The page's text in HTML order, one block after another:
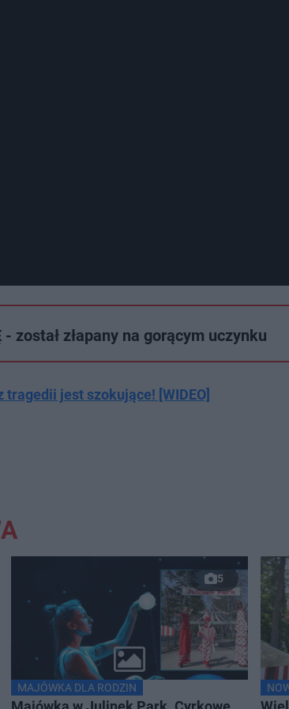
- został złapany na gorącym uczynku
tragedii jest szokujące! [WIDEO]
5
MAJÓWKA DLA RODZIN